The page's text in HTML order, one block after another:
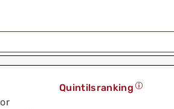
Quintilsranking